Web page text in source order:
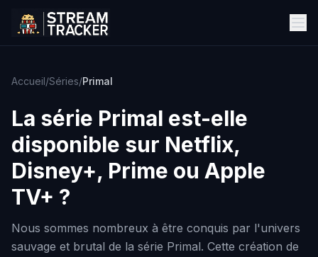
Accueil/Séries/Primal
La série Primal est-elle
disponible sur Netflix,
Disney+, Prime ou Apple
TV+ ?
Nous sommes nombreux à être conquis par l'univers
sauvage et brutal de la série Primal. Cette création de